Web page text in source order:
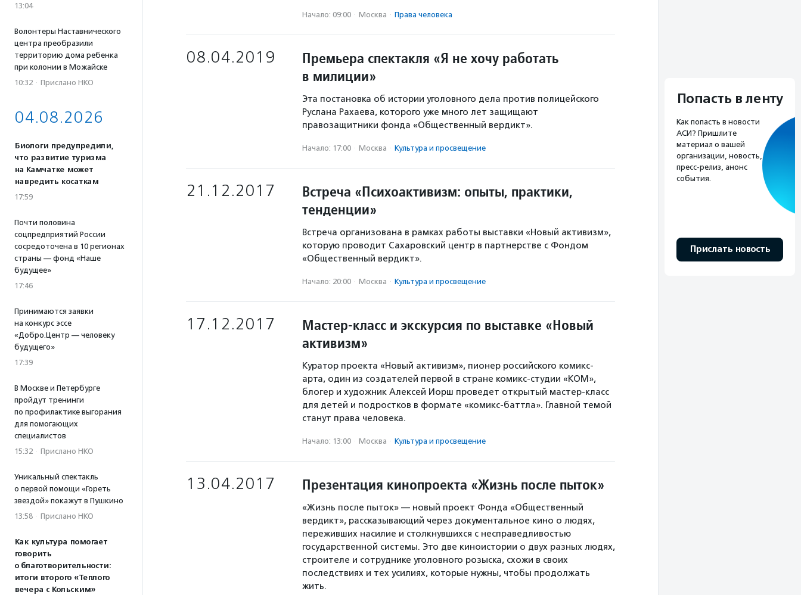
13:04
Волонтеры Наставнического
центра преобразили
территорию дома ребенка
при колонии в Можайске
10:32 · Прислано НКО
04.08.2026
Биологи предупредили,
что развитие туризма
на Камчатке может
навредить косаткам
17:59
Почти половина
соцпредприятий России
сосредоточена в 10 регионах
страны — фонд «Наше
будущее»
17:46
Принимаются заявки
на конкурс эссе
«Добро.Центр — человеку
будущего»
17:39
В Москве и Петербурге
пройдут тренинги
по профилактике выгорания
для помогающих
специалистов
15:32 · Прислано НКО
Уникальный спектакль
о первой помощи «Гореть
звездой» покажут в Пушкино
13:58 · Прислано НКО
Как культура помогает
говорить
о благотворительности:
итоги второго «Теплого
вечера с Кольским»
Начало: 09:00 · Москва · Права человека
08.04.2019
Премьера спектакля «Я не хочу работать
в милиции»
Эта постановка об истории уголовного дела против полицейского
Руслана Рахаева, которого уже много лет защищают
правозащитники фонда «Общественный вердикт».
Начало: 17:00 · Москва · Культура и просвещение
21.12.2017
Встреча «Психоактивизм: опыты, практики,
тенденции»
Встреча организована в рамках работы выставки «Новый активизм»,
которую проводит Сахаровский центр в партнерстве с Фондом
«Общественный вердикт».
Начало: 20:00 · Москва · Культура и просвещение
17.12.2017
Мастер-класс и экскурсия по выставке «Новый
активизм»
Куратор проекта «Новый активизм», пионер российского комикс-
арта, один из создателей первой в стране комикс-студии «КОМ»,
блогер и художник Алексей Иорш проведет открытый мастер-класс
для детей и подростков в формате «комикс-баттла». Главной темой
станут права человека.
Начало: 13:00 · Москва · Культура и просвещение
13.04.2017 Презентация кинопроекта «Жизнь после пыток»
«Жизнь после пыток» — новый проект Фонда «Общественный
вердикт», рассказывающий через документальное кино о людях,
переживших насилие и столкнувшихся с несправедливостью
государственной системы. Это две киноистории о двух разных людях,
строителе и сотруднике уголовного розыска, схожи в своих
последствиях и тех усилиях, которые нужны, чтобы продолжать
жить.
Попасть в ленту
Как попасть в новости
АСИ? Пришлите
материал о вашей
организации, новость,
пресс-релиз, анонс
события.
Прислать новость